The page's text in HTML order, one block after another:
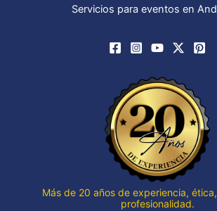
Servicios para eventos en
Más de 20 años de experiencia,
profesionalidad.